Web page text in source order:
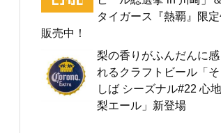
タイガース『熱覇』限
販売中！
梨の香りがふんだんに感
れるクラフトビール「そ
しば シーズナル#22 心
梨エール」新登場